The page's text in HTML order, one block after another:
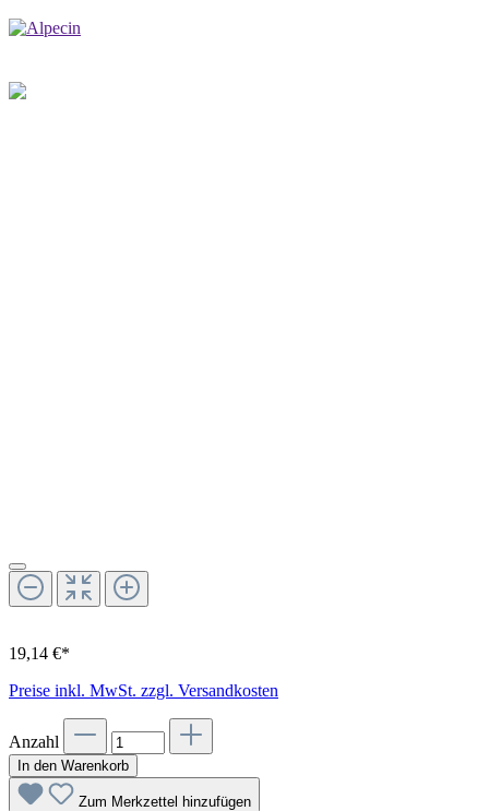
19,14 €*
Preise inkl. MwSt. zzgl. Versandkosten
Anzahl
In den Warenkorb
Zum Merkzettel hinzufügen